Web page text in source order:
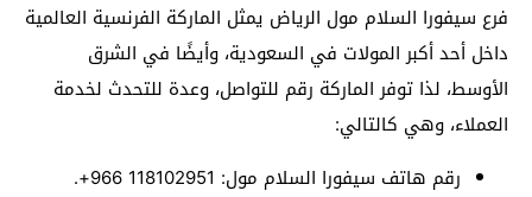
فرع سيفورا السلام مول الرياض يمثل الماركة الفرنسية العالمية
داخل أحد أكبر المولات في السعودية، وأيضًا في الشرق
الأوسط، لذا توفر الماركة رقم للتواصل، وعدة للتحدث لخدمة
العملاء، وهي كالتالي:
رقم هاتف سيفورا السلام مول: 118102951 966+.